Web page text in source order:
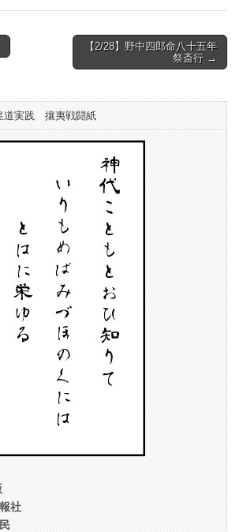
【2/28】野中四郎命八十五年
祭斎行 →
実践 攘夷戦闘紙
社